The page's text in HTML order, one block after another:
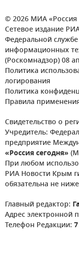
© 2026 МИА «Россия
Сетевое издание
Федеральной
информационных
(Роскомнадзор) 08
Политика
логирования
Политика
Правила
Свидетельство о
Учредитель:
предприятие
«Россия сегодня»
При любом
РИА Новости Крым
обязательна не
Главный редактор:
Адрес электронной
Телефон Редакции: